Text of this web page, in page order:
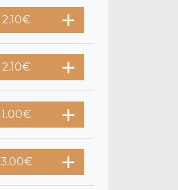
2.10€
2.10€
1.00€
3.00€